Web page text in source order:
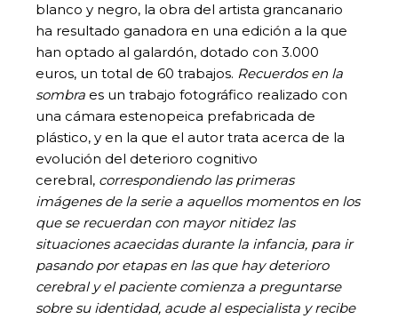
blanco y negro, la obra del artista grancanario
ha resultado ganadora en una edición a la que
han optado al galardón, dotado con 3.000
euros, un total de 60 trabajos. Recuerdos en la
sombra es un trabajo fotográfico realizado con
una cámara estenopeica prefabricada de
plástico, y en la que el autor trata acerca de la
evolución del deterioro cognitivo
cerebral, correspondiendo las primeras
imágenes de la serie a aquellos momentos en los
que se recuerdan con mayor nitidez las
situaciones acaecidas durante la infancia, para ir
pasando por etapas en las que hay deterioro
cerebral y el paciente comienza a preguntarse
sobre su identidad, acude al especialista y recibe